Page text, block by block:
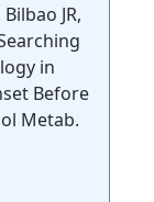
JR,
in
Before
Metab.